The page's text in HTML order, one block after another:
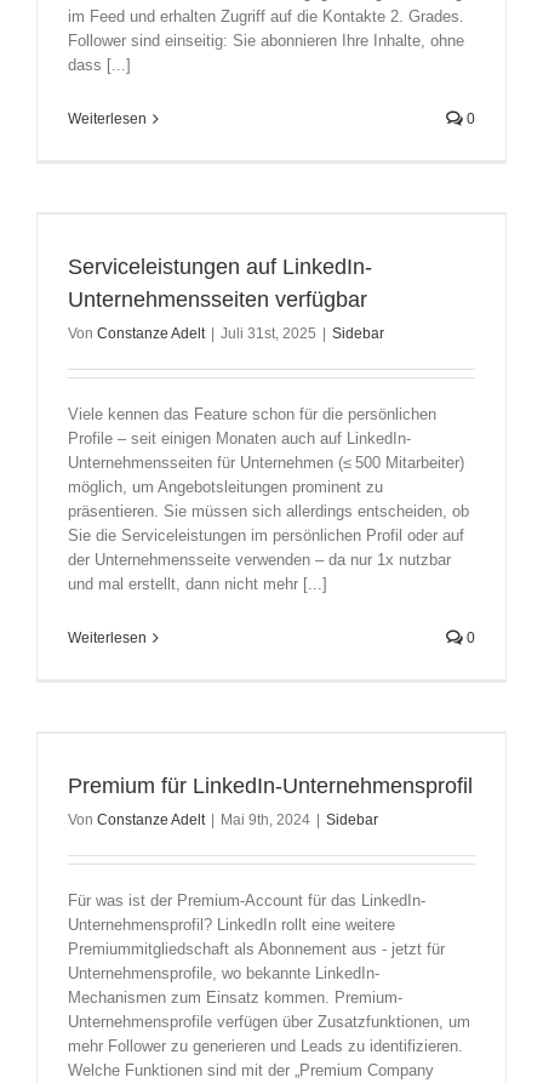
im Feed und erhalten Zugriff auf die Kontakte 2. Grades.
Follower sind einseitig: Sie abonnieren Ihre Inhalte, ohne
dass [...]
Weiterlesen 0
Serviceleistungen auf LinkedIn-
Unternehmensseiten verfügbar
Von Constanze Adelt | Juli 31st, 2025 | Sidebar
Viele kennen das Feature schon für die persönlichen
Profile – seit einigen Monaten auch auf LinkedIn-
Unternehmensseiten für Unternehmen (≤ 500 Mitarbeiter)
möglich, um Angebotsleitungen prominent zu
präsentieren. Sie müssen sich allerdings entscheiden, ob
Sie die Serviceleistungen im persönlichen Profil oder auf
der Unternehmensseite verwenden – da nur 1x nutzbar
und mal erstellt, dann nicht mehr [...]
Weiterlesen 0
Premium für LinkedIn-Unternehmensprofil
Von Constanze Adelt | Mai 9th, 2024 | Sidebar
Für was ist der Premium-Account für das LinkedIn-
Unternehmensprofil? LinkedIn rollt eine weitere
Premiummitgliedschaft als Abonnement aus - jetzt für
Unternehmensprofile, wo bekannte LinkedIn-
Mechanismen zum Einsatz kommen. Premium-
Unternehmensprofile verfügen über Zusatzfunktionen, um
mehr Follower zu generieren und Leads zu identifizieren.
Welche Funktionen sind mit der „Premium Company